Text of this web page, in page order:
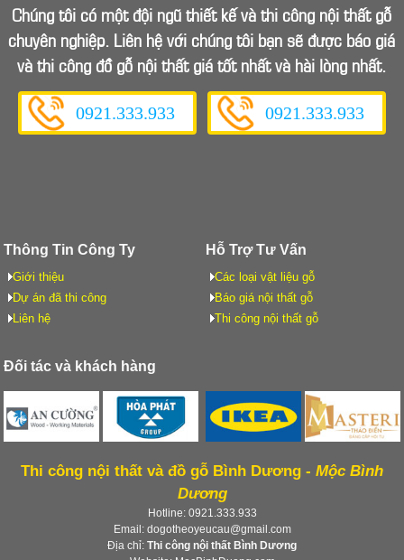
Chúng tôi có một đội ngũ thiết kế và thi công nội thất gỗ
chuyên nghiệp. Liên hệ với chúng tôi bạn sẽ được báo giá
và thi công đồ gỗ nội thất giá tốt nhất và hài lòng nhất.
0921.333.933 0921.333.933
Thông Tin Công Ty
Giới thiệu
Dự án đã thi công
Liên hệ
Hỗ Trợ Tư Vấn
Các loại vật liệu gỗ
Báo giá nội thất gỗ
Thi công nội thất gỗ
Đối tác và khách hàng
Thi công nội thất và đồ gỗ Bình Dương - Mộc Bình
Dương
Hotline: 0921.333.933
Email: dogotheoyeucau@gmail.com
Địa chỉ: Thi công nội thất Bình Dương